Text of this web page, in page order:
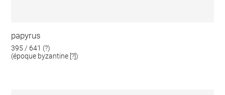
papyrus
395 / 641 (?)
(époque byzantine [?])